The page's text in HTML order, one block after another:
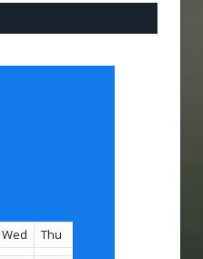
Wed Thu